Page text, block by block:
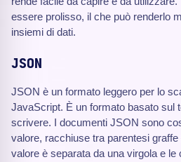
essere prolisso, il che può renderlo
insiemi di dati.
JSON
JSON è un formato leggero per lo
JavaScript. È un formato basato sul
scrivere. I documenti JSON sono
valore, racchiuse tra parentesi
valore è separata da una virgola e